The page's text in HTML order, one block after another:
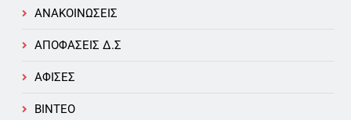
ΑΝΑΚΟΙΝΩΣΕΙΣ
ΑΠΟΦΑΣΕΙΣ Δ.Σ
ΑΦΙΣΕΣ
ΒΙΝΤΕΟ